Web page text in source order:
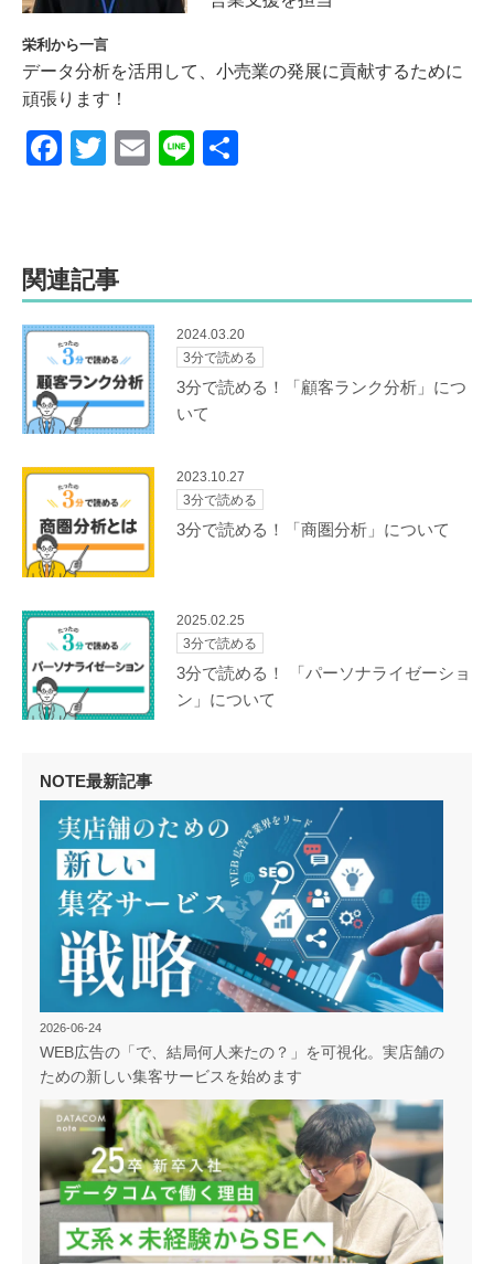
栄利から一言
データ分析を活用して、小売業の発展に貢献するために
頑張ります！
F
b
o
o
k
T
E
Li
関連記事
2024.03.20
3分で読める
3分で読める！「顧客ランク分析」につ
いて
2023.10.27
3分で読める
3分で読める！「商圏分析」について
2025.02.25
3分で読める
3分で読める！ 「パーソナライゼーショ
ン」について
NOTE最新記事
2026-06-24
WEB広告の「で、結局何人来たの？」を可視化。実店舗の
ための新しい集客サービスを始めます